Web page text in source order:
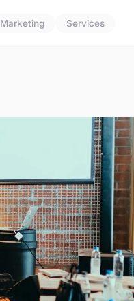
Marketing Services